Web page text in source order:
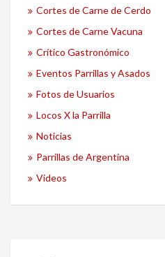
Cortes de Carne de Cerdo
Cortes de Carne Vacuna
Crítico Gastronómico
Eventos Parrillas y Asados
Fotos de Usuarios
Locos X la Parrilla
Noticias
Parrillas de Argentina
Videos